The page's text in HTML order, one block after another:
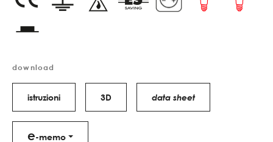
download
istruzioni 3D data sheet
e-memo